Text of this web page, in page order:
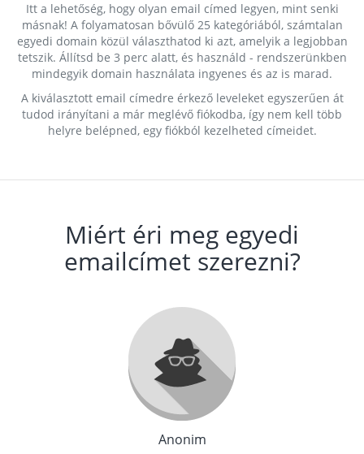
Itt a lehetőség, hogy olyan email címed legyen, mint senki
másnak! A folyamatosan bővülő 25 kategóriából, számtalan
egyedi domain közül választhatod ki azt, amelyik a legjobban
tetszik. Állítsd be 3 perc alatt, és használd - rendszerünkben
mindegyik domain használata ingyenes és az is marad.
A kiválasztott email címedre érkező leveleket egyszerűen át
tudod irányítani a már meglévő fiókodba, így nem kell több
helyre belépned, egy fiókból kezelheted címeidet.
Miért éri meg egyedi
emailcímet szerezni?
Anonim